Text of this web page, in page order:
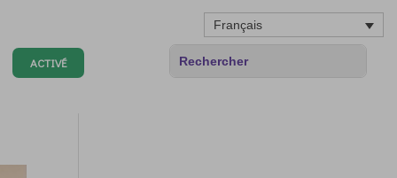
Français
ACTIVÉ